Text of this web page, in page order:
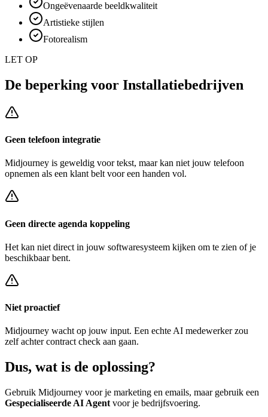
Ongeëvenaarde beeldkwaliteit
Artistieke stijlen
Fotorealism
LET OP
De beperking voor Installatiebedrijven
Geen telefoon integratie
Midjourney is geweldig voor tekst, maar kan niet jouw telefoon
opnemen als een klant belt voor een handen vol.
Geen directe agenda koppeling
Het kan niet direct in jouw softwaresysteem kijken om te zien of je
beschikbaar bent.
Niet proactief
Midjourney wacht op jouw input. Een echte AI medewerker zou
zelf achtercontract check aan gaan.
Dus, wat is de oplossing?
Gebruik Midjourney voor je marketing en emails, maar gebruik een
Gespecialiseerde AI Agent voor je bedrijfsvoering.